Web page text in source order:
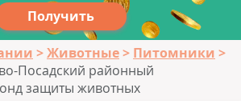
Получить
Животные
Питомники
Посадский районный
защиты животных